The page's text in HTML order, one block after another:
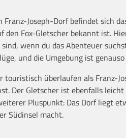
Joseph-Dorf befindet sich
den Fox-Gletscher bekannt ist.
wenn du das Abenteuer
und die Umgebung ist
touristisch überlaufen als Franz-
Der Gletscher ist ebenfalls
Pluspunkt: Das Dorf liegt
Südinsel macht.